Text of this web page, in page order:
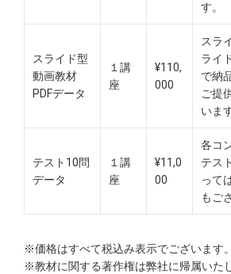
す。
スライド型
動画教材
PDFデータ
１講
座
¥110,
000
スラ
ライ
で納
ご提
いま
テスト10問
データ
１講
座
¥11,0
00
各コ
テス
って
もご
※価格はすべて税込み表示でございます。
※教材に関する著作権は弊社に帰属いた